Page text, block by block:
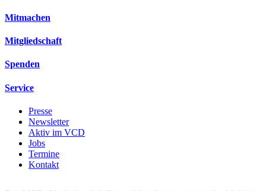
Mitmachen
Mitgliedschaft
Spenden
Service
Presse
Newsletter
Aktiv im VCD
Jobs
Termine
Kontakt